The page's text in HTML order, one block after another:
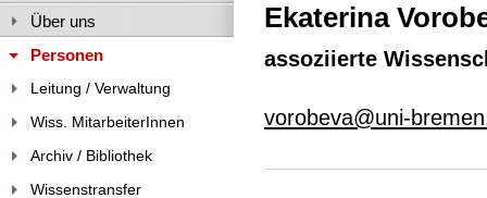
Ekaterina
assoziierte
vorobeva@uni-
Über uns
Personen
Leitung / Verwaltung
Wiss. MitarbeiterInnen
Archiv / Bibliothek
Wissenstransfer